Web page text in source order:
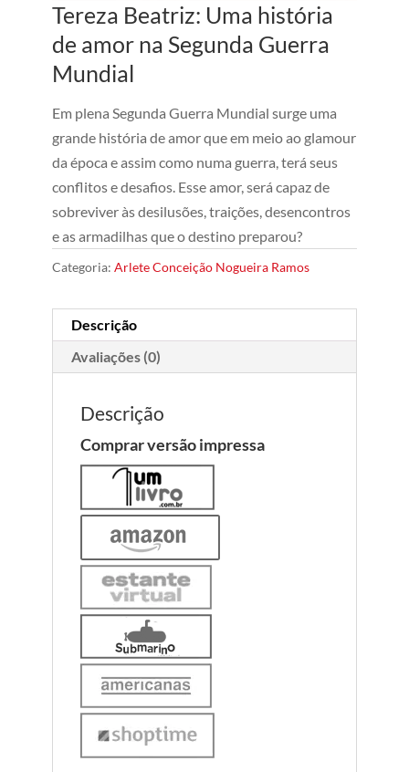
Tereza Beatriz: Uma história
de amor na Segunda Guerra
Mundial
Em plena Segunda Guerra Mundial surge uma
grande história de amor que em meio ao glamour
da época e assim como numa guerra, terá seus
conflitos e desafios. Esse amor, será capaz de
sobreviver às desilusões, traições, desencontros
e as armadilhas que o destino preparou?
Categoria: Arlete Conceição Nogueira Ramos
Descrição
Avaliações (0)
Descrição
Comprar versão impressa